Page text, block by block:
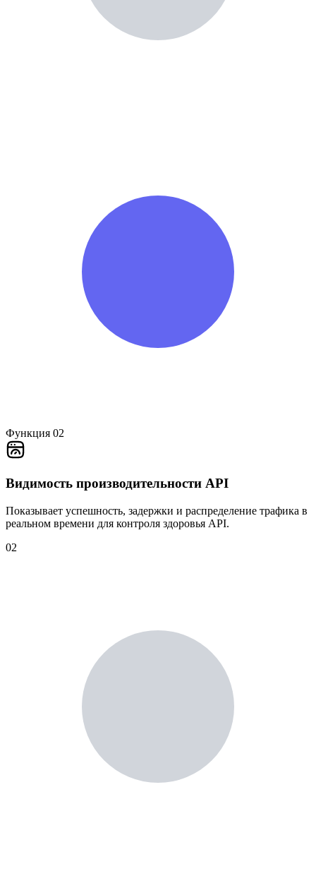
Функция 02
Видимость производительности API
Показывает успешность, задержки и распределение трафика в
реальном времени для контроля здоровья API.
02